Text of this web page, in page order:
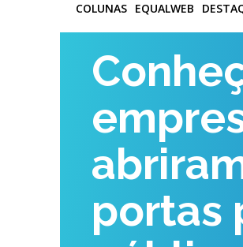
COLUNAS EQUALWEB
portas